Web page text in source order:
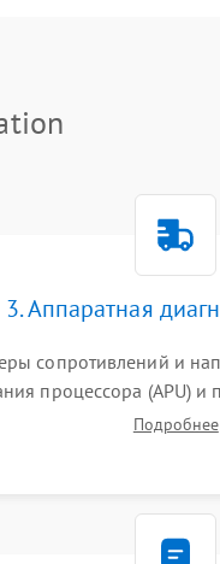
3. Аппаратная
сопротивлений и
процессора (APU) и
контроллера,Подробнее